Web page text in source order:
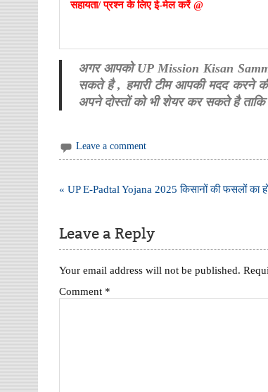
सहायता/ प्रश्न के लिए ई-मेल करें @
अगर आपको UP Mission Kisan
सकते है , हमारी टीम आपकी मदद करने
अपने दोस्तों को भी शेयर कर सकते है
Leave a comment
Post
« UP E-Padtal Yojana 2025 किसानों की फसलों का
Leave a Reply
Your email address will not be published.
Comment *